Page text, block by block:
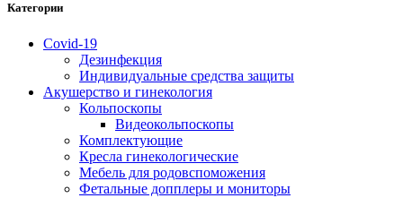
Категории
Covid-19
Дезинфекция
Индивидуальные средства защиты
Акушерство и гинекология
Кольпоскопы
Видеокольпоскопы
Комплектующие
Кресла гинекологические
Мебель для родовспоможения
Фетальные допплеры и мониторы